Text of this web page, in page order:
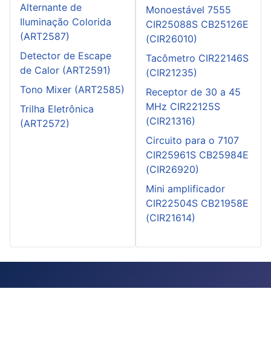
Alternante de
Iluminação Colorida
(ART2587)
Detector de Escape
de Calor (ART2591)
Tono Mixer (ART2585)
Trilha Eletrônica
(ART2572)
Monoestável 7555
CIR25088S CB25126E
(CIR26010)
Tacômetro CIR22146S
(CIR21235)
Receptor de 30 a 45
MHz CIR22125S
(CIR21316)
Circuito para o 7107
CIR25961S CB25984E
(CIR26920)
Mini amplificador
CIR22504S CB21958E
(CIR21614)